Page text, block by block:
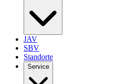
JAV
SBV
Standorte
Service